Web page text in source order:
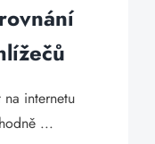
internetu
...